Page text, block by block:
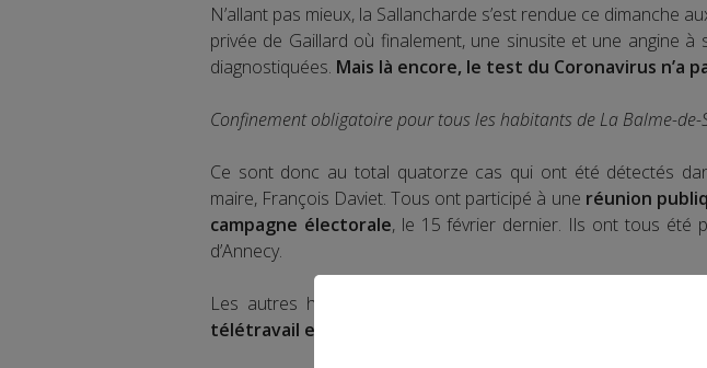
N’allant pas mieux, la Sallancharde s’est rendue ce dimanche
privée de Gaillard où finalement, une sinusite et une angine
diagnostiquées. Mais là encore, le test du Coronavirus n’a
Confinement obligatoire pour tous les habitants de La Balme-de-
Ce sont donc au total quatorze cas qui ont été détectés
maire, François Daviet. Tous ont participé à une réunion
campagne électorale, le 15 février dernier. Ils ont tous été
d’Annecy.
Les autres habitants, non contaminés, sont invités à
télétravail est encouragé